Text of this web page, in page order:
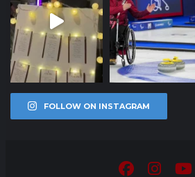
FOLLOW ON INSTAGRAM